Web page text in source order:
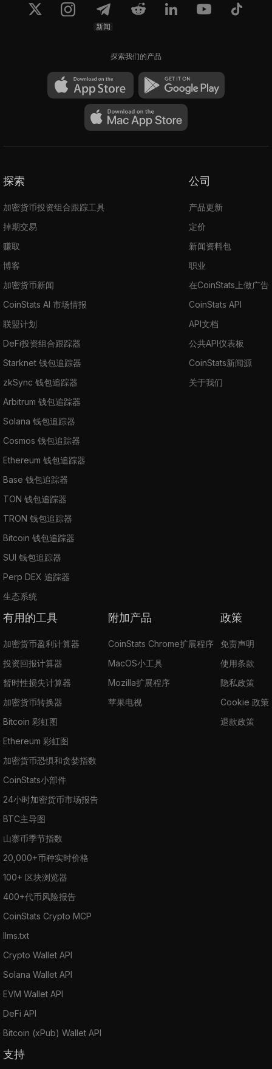
新闻
探索我们的产品
探索
加密货币投资组合跟踪工具
掉期交易
赚取
博客
加密货币新闻
CoinStats AI 市场情报
联盟计划
DeFi投资组合跟踪器
Starknet 钱包追踪器
zkSync 钱包追踪器
Arbitrum 钱包追踪器
Solana 钱包追踪器
Cosmos 钱包追踪器
Ethereum 钱包追踪器
Base 钱包追踪器
TON 钱包追踪器
TRON 钱包追踪器
Bitcoin 钱包追踪器
SUI 钱包追踪器
Perp DEX 追踪器
生态系统
公司
产品更新
定价
新闻资料包
职业
在CoinStats上做广告
CoinStats API
API文档
公共API仪表板
CoinStats新闻源
关于我们
有用的工具
加密货币盈利计算器
投资回报计算器
暂时性损失计算器
加密货币转换器
Bitcoin 彩虹图
Ethereum 彩虹图
加密货币恐惧和贪婪指数
CoinStats小部件
24小时加密货币市场报告
BTC主导图
山寨币季节指数
20,000+币种实时价格
100+ 区块浏览器
400+代币风险报告
CoinStats Crypto MCP
llms.txt
Crypto Wallet API
Solana Wallet API
EVM Wallet API
DeFi API
Bitcoin (xPub) Wallet API
附加产品
CoinStats Chrome扩展程序
MacOS小工具
Mozilla扩展程序
苹果电视
政策
免责声明
使用条款
隐私政策
Cookie 政策
退款政策
支持